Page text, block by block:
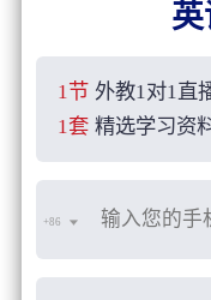
英
1节 外教1对1直
1套 精选学习资
+86